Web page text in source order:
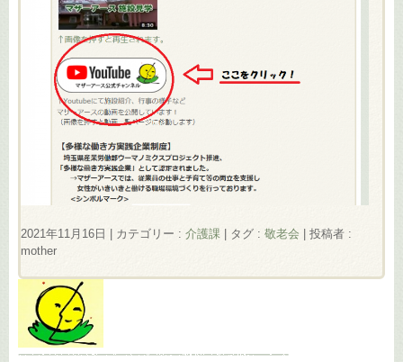
2021年11月16日 | カテゴリー : 介護課 | タグ : 敬老会 | 投稿者 :
mother